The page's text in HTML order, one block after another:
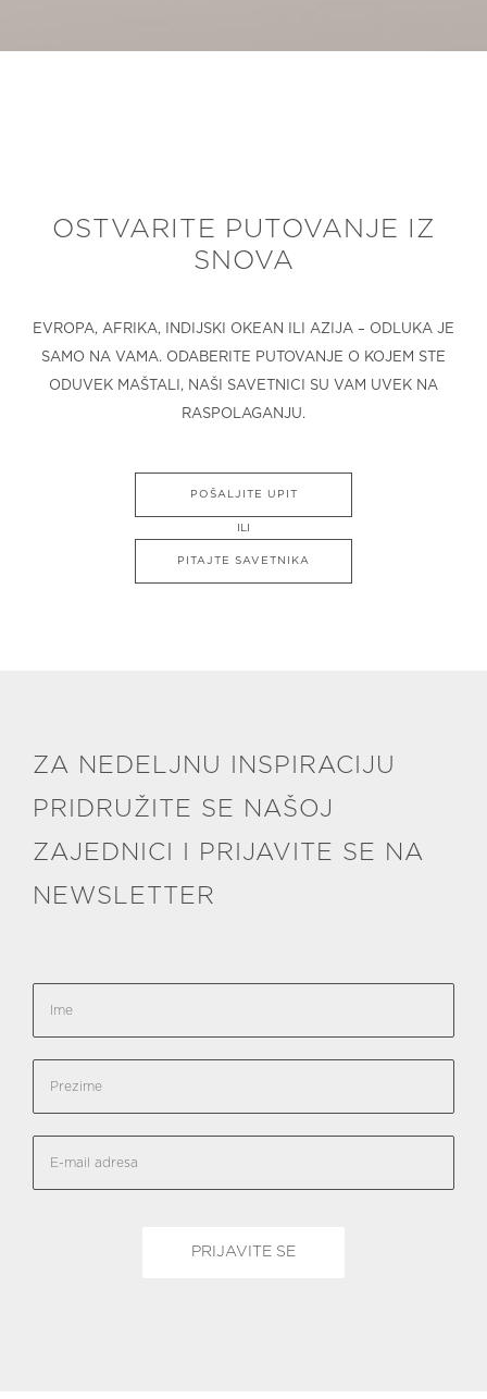
OSTVARITE PUTOVANJE IZ
SNOVA
EVROPA, AFRIKA, INDIJSKI OKEAN ILI AZIJA – ODLUKA JE
SAMO NA VAMA. ODABERITE PUTOVANJE O KOJEM STE
ODUVEK MAŠTALI, NAŠI SAVETNICI SU VAM UVEK NA
RASPOLAGANJU.
POŠALJITE UPIT
ILI
PITAJTE SAVETNIKA
ZA NEDELJNU INSPIRACIJU
PRIDRUŽITE SE NAŠOJ
ZAJEDNICI I PRIJAVITE SE NA
NEWSLETTER